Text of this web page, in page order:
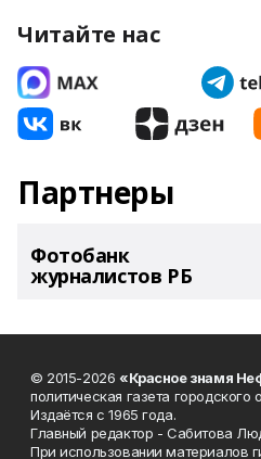
Читайте нас
Партнеры
Фотобанк
журналистов РБ
© 2015-2026 «Красное знамя
политическая газета городского
Издаётся с 1965 года.
Главный редактор - Сабитова
При использовании материалов